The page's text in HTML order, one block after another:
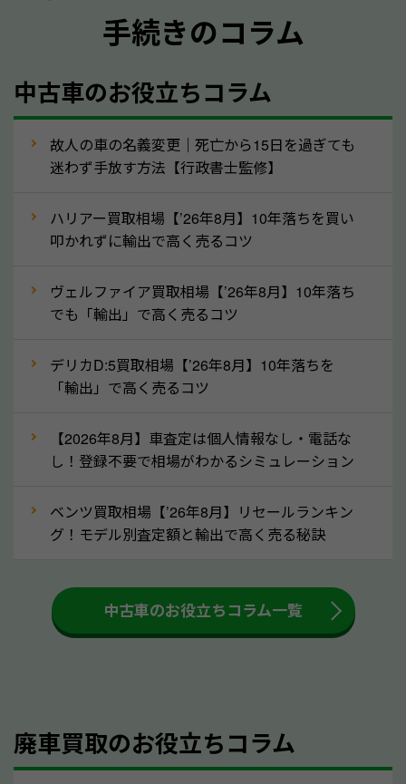
メーカー／車種
型式／グレード
走行距離（例：約〇万キロ）
車検の満了日
内装や外装の状態
定を行い高価買取価格をつけやすくなります。
ってきます！
月割りで返還されるものです。ですから、自動車税の
還付金は早めに売却するほど多く還付されます。不要
③自動車税の還付金の扱いについて確認し
車を廃車にすると、自動車税の還付金を受け取ること
付金をお客様に返還しない業者もあります。廃車査定
をする際には、自動車税の還付金の返還があるかどう
かを確認するようにしてください。岡山県のソコカラ
人気の車種は廃車の状態でも、高価買取が可能です。
手続きのコラム
中古車のお役立ちコラム
故人の車の名義変更｜死亡から15日を過ぎても
迷わず手放す方法【行政書士監修】
ハリアー買取相場【’26年8月】10年落ちを買い
叩かれずに輸出で高く売るコツ
ヴェルファイア買取相場【’26年8月】10年落ち
でも「輸出」で高く売るコツ
デリカD:5買取相場【’26年8月】10年落ちを
「輸出」で高く売るコツ
【2026年8月】車査定は個人情報なし・電話な
し！登録不要で相場がわかるシミュレーション
ベンツ買取相場【’26年8月】リセールランキン
グ！モデル別査定額と輸出で高く売る秘訣
中古車のお役立ちコラム一覧
廃車買取のお役立ちコラム